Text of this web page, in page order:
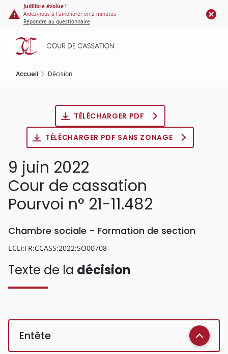
Panneau de gestion des cookies
contenu
principal
Judilibre évolue !
Aidez-nous à l'améliorer en 2 minutes
Répondre au questionnaire
Accueil Décision
TÉLÉCHARGER PDF
TÉLÉCHARGER PDF SANS ZONAGE
9 juin 2022
Cour de cassation
Pourvoi n° 21-11.482
Chambre sociale - Formation de section
ECLI:FR:CCASS:2022:SO00708
Texte de la décision
Entête